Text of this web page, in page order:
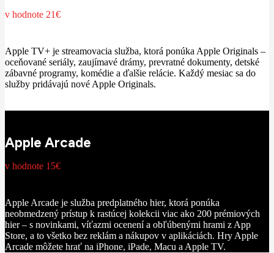
v hodnote 21€
Apple TV+ je streamovacia služba, ktorá ponúka Apple Originals –
oceňované seriály, zaujímavé drámy, prevratné dokumenty, detské
zábavné programy, komédie a ďalšie relácie. Každý mesiac sa do
služby pridávajú nové Apple Originals.
Apple Arcade
v hodnote 15€
Apple Arcade je služba predplatného hier, ktorá ponúka
neobmedzený prístup k rastúcej kolekcii viac ako 200 prémiových
hier – s novinkami, víťazmi ocenení a obľúbenými hrami z App
Store, a to všetko bez reklám a nákupov v aplikáciách. Hry Apple
Arcade môžete hrať na iPhone, iPade, Macu a Apple TV.